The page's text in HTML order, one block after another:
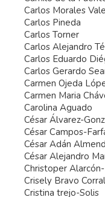
Carlos Morales
Carlos Pineda
Carlos Torner
Carlos Alejandro
Carlos Eduardo
Carlos Gerardo
Carmen Ojeda
Carmen Maria
Carolina Aguado
César Álvarez-
César Campos-
César Adán
César Alejandro
Christoper
Crisely Bravo Corral
Cristina trejo-Solis